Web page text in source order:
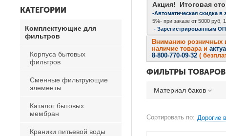
КАТЕГОРИИ
Комплектующие для
фильтров
Корпуса бытовых
фильтров
Сменные фильтрующие
элементы
Каталог бытовых
мембран
Краники питьевой воды
Акция! Итоговая
-Автоматическая скидка
5%- при заказе от 5000 руб,
- Зарегистрированным
Вниманию розничных
наличие товара и
8-800-770-09-32 (
ФИЛЬТРЫ ТОВАРОВ
Материал баков
Сортировать по: Дорогие